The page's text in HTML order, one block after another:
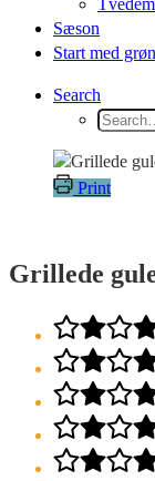
Sæson
Start med
Search
Print
Grillede